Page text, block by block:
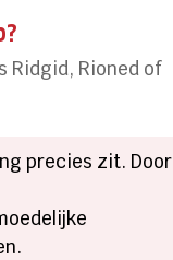
Ridgid, Rioned of
precies zit. Door